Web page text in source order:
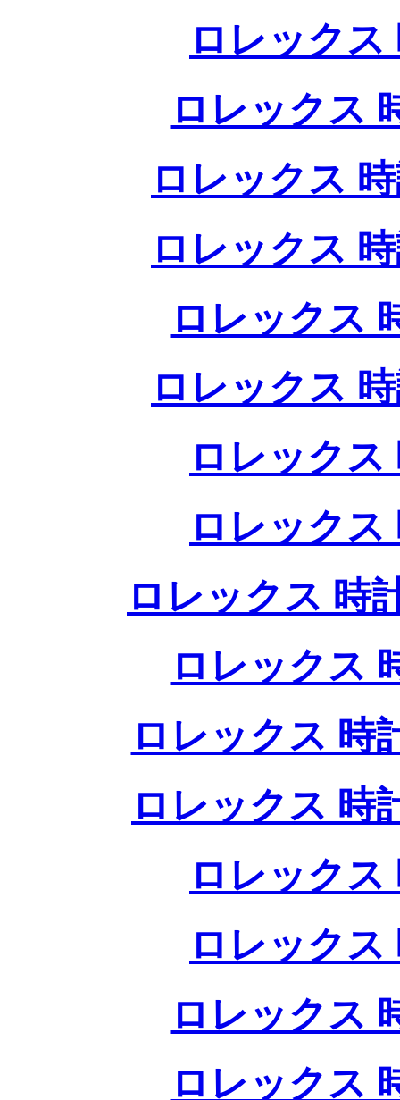
ロレックス
ロレックス
ロレックス
ロレックス
ロレックス
ロレックス
ロレックス
ロレックス
ロレックス 時
ロレックス
ロレックス 時
ロレックス 時
ロレックス
ロレックス
ロレックス
ロレックス